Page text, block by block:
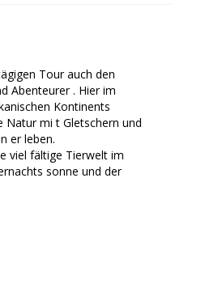
Tour auch den
Abenteurer . Hier im
Kontinents
Natur mi t Gletschern und
er leben.
viel fältige Tierwelt im
sonne und der